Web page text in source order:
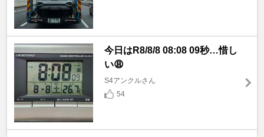
今日はR8/8/8 08:08 09秒…惜し
い😩
S4アンクルさん
54